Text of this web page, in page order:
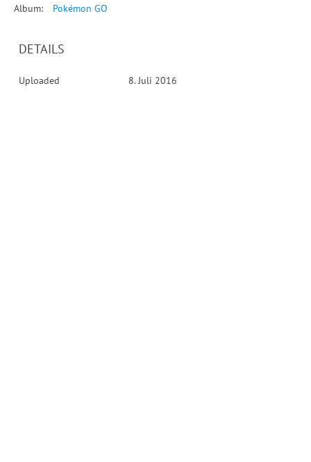
Album: Pokémon GO
DETAILS
Uploaded 8. Juli 2016